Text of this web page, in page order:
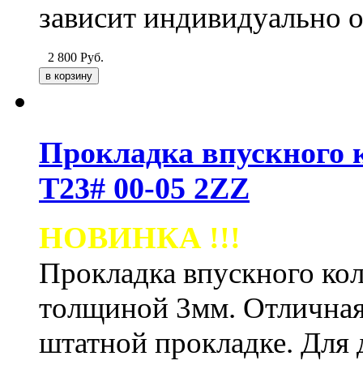
зависит индивидуально
2 800 Руб.
Прокладка впускного
Т23# 00-05 2ZZ
НОВИНКА !!!
Прокладка впускного
толщиной 3мм.
штатной прокладке. Для